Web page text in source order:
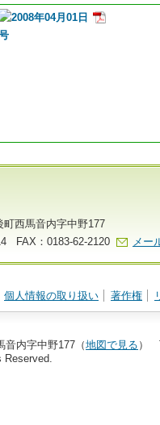
西馬音内字中野177
FAX：0183-62-2120
メー
個人情報の取り扱い 著作権
内字中野177（地図で見る ）